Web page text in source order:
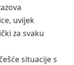
uvijek
za svaku
situacije s